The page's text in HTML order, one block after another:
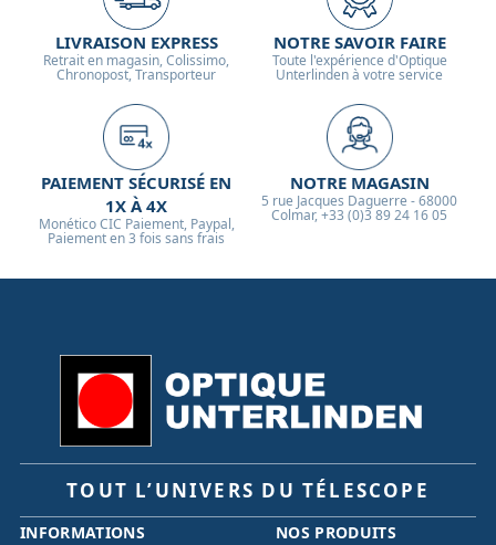
LIVRAISON EXPRESS
Retrait en magasin, Colissimo,
Chronopost, Transporteur
NOTRE SAVOIR FAIRE
Toute l'expérience d'Optique
Unterlinden à votre service
PAIEMENT SÉCURISÉ EN
1X À 4X
Monético CIC Paiement, Paypal,
Paiement en 3 fois sans frais
NOTRE MAGASIN
5 rue Jacques Daguerre - 68000
Colmar, +33 (0)3 89 24 16 05
TOUT L’UNIVERS DU TÉLESCOPE
INFORMATIONS NOS PRODUITS